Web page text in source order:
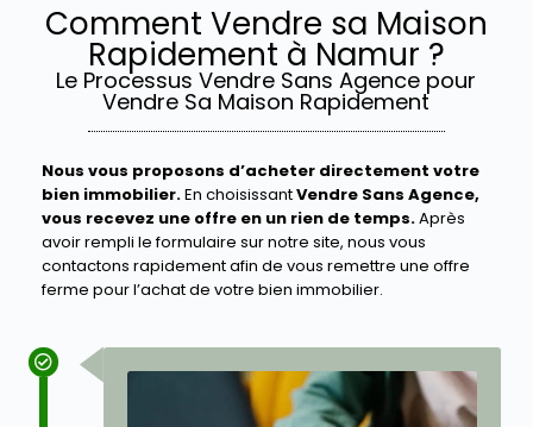
Comment Vendre sa Maison
Rapidement à Namur ?
Le Processus Vendre Sans Agence pour
Vendre Sa Maison Rapidement
Nous vous proposons d’acheter directement votre
bien immobilier.En choisissantVendre Sans Agence,
vous recevez une offre en un rien de temps.Après
avoir rempli le formulaire sur notre site, nous vous
contactons rapidement afin de vous remettre une offre
ferme pour l’achat de votre bien immobilier.